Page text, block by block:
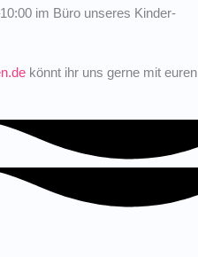
im Büro unseres Kinder­
könnt ihr uns gerne mit euren